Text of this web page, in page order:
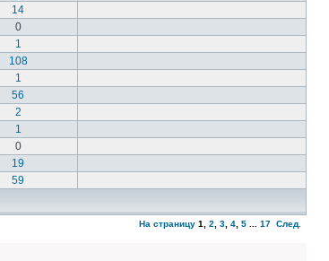
14
0
1
108
1
56
2
1
0
19
59
На страницу 1 2 3 4 5 17 След.